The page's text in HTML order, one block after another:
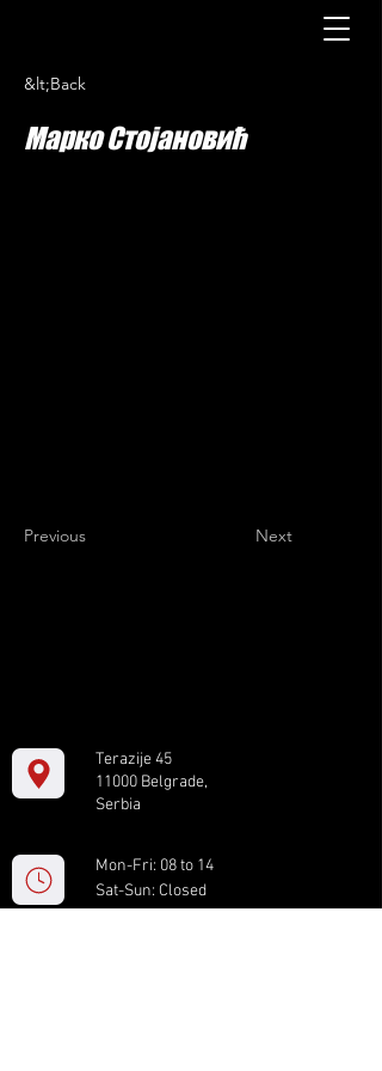
&lt;Back
Марко Стојановић
Previous Next
Terazije 45
11000 Belgrade,
Serbia
Mon-Fri: 08 to 14
Sat-Sun: Closed